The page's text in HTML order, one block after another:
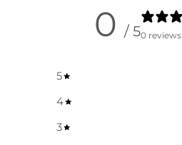
0 / 50 reviews
5
4
3